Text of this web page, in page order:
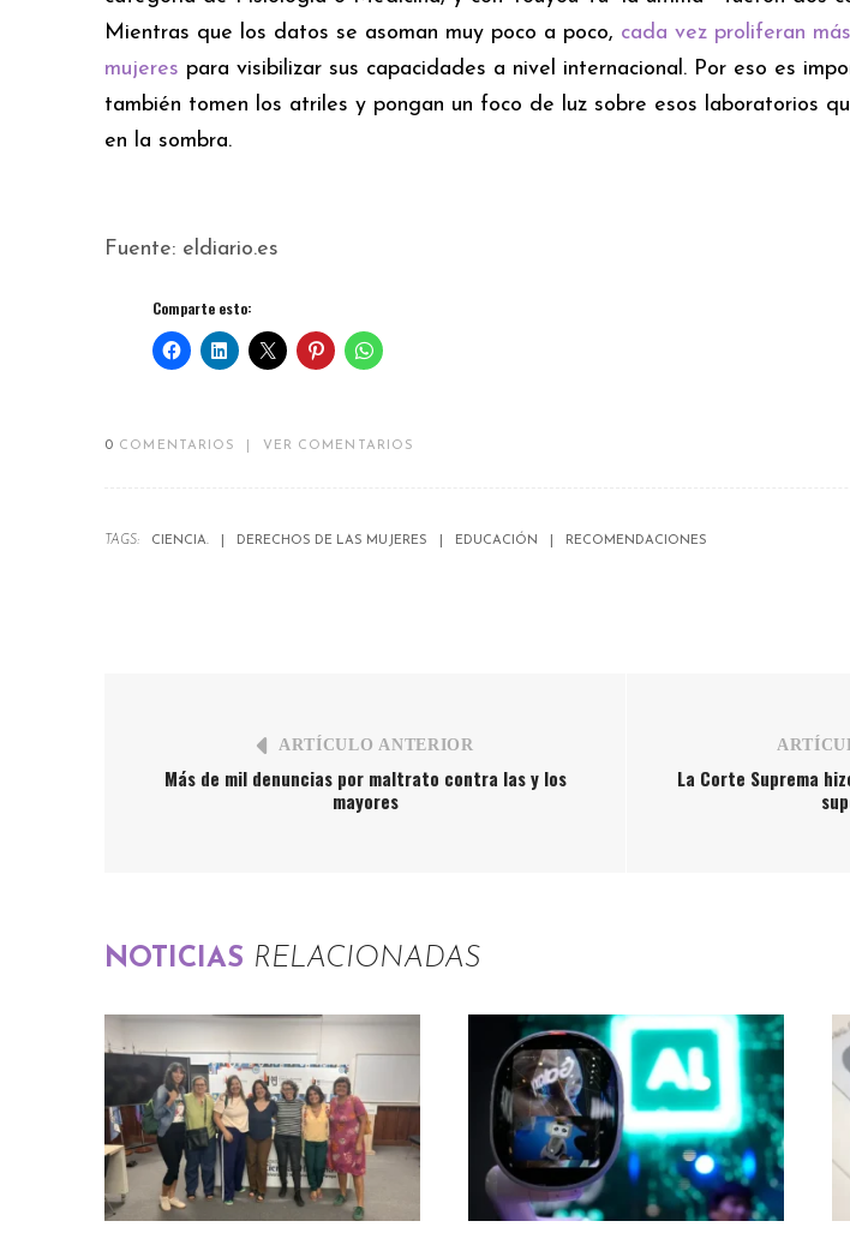
Mientras que los datos se asoman muy poco a poco, cada vez proliferan
mujeres para visibilizar sus capacidades a nivel internacional. Por eso es
también tomen los atriles y pongan un foco de luz sobre esos laboratorios
en la sombra.
Fuente: eldiario.es
Comparte esto:
0 COMENTARIOS VER COMENTARIOS
TAGS: CIENCIA. DERECHOS DE LAS MUJERES EDUCACIÓN RECOMENDACIONES
ARTÍCULO ANTERIOR
Más de mil denuncias por maltrato contra las y los
mayores
La Corte Suprema
NOTICIAS RELACIONADAS